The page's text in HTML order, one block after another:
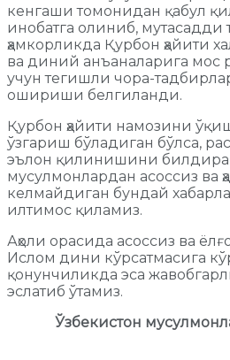
кенгаши томонидан қабул
инобатга олиниб, мутасадди
ҳамкорликда Қурбон ҳайити
ва диний анъаналарига мос
учун тегишли чора-
ошириши белгиланди.
Қурбон ҳайити намозини
ўзгариш бўладиган бўлса,
эълон қилинишини
мусулмонлардан асоссиз ва
келмайдиган бундай
илтимос қиламиз.
Аҳоли орасида асоссиз ва
Ислом дини кўрсатмасига
қонунчиликда эса
эслатиб ўтамиз.
Ўзбекистон